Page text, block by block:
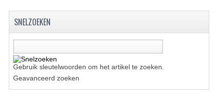
UITLAAT
SNELZOEKEN
Gebruik sleutelwoorden om het artikel te zoeken.
Geavanceerd zoeken